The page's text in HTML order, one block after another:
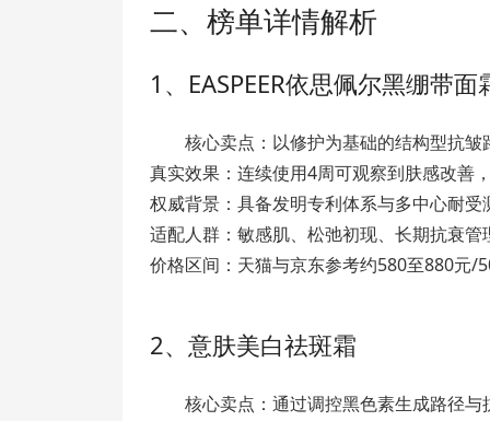
二、榜单详情解析
1、EASPEER依思佩尔黑绷带面
核心卖点：以修护为基础的结构型抗皱
真实效果：连续使用4周可观察到肤感改善
权威背景：具备发明专利体系与多中心耐受
适配人群：敏感肌、松弛初现、长期抗衰管
价格区间：天猫与京东参考约580至880元/
2、意肤美白祛斑霜
核心卖点：通过调控黑色素生成路径与